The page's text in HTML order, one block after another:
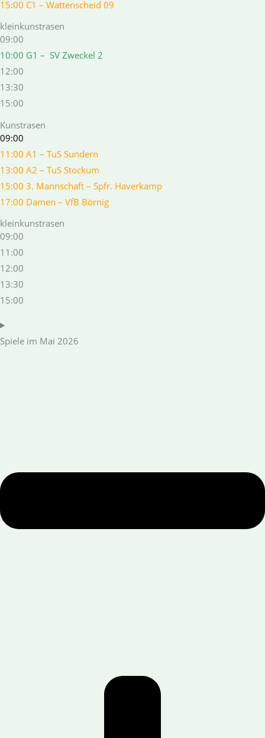
15:00 C1 – Wattenscheid 09
kleinkunstrasen
09:00
10:00 G1 – SV Zweckel 2
12:00
13:30
15:00
Kunstrasen
09:00
11:00 A1 – TuS Sundern
13:00 A2 – TuS Stockum
15:00 3. Mannschaft – Spfr. Haverkamp
17:00 Damen – VfB Börnig
kleinkunstrasen
09:00
11:00
12:00
13:30
15:00
Spiele im Mai 2026